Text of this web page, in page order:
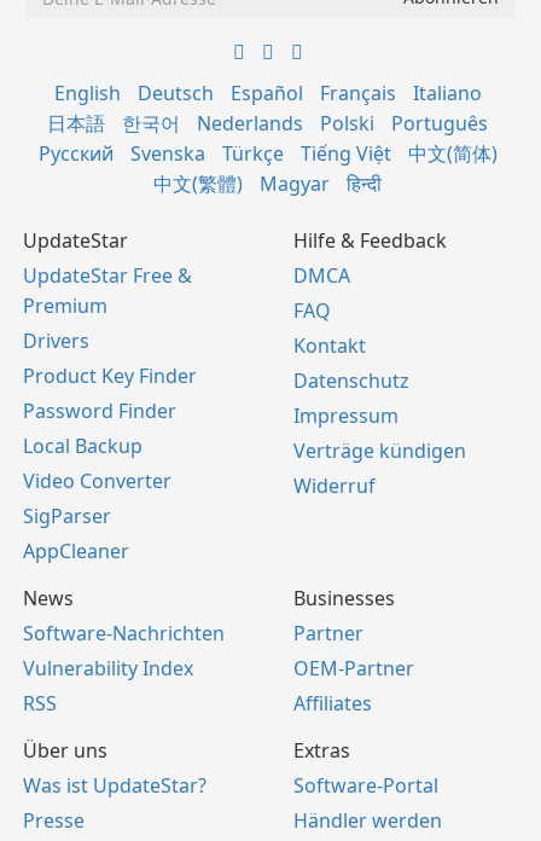
English Deutsch Español Français
Italiano
日本語
한국어 Nederlands Polski
Português
Русский
Svenska Türkçe Tiếng Việt
中文(简体)
中文(繁體)
Magyar हिन्दी
UpdateStar
UpdateStar Free &
Premium
Drivers
Product Key Finder
Password Finder
Local Backup
Video Converter
SigParser
AppCleaner
Hilfe & Feedback
DMCA
FAQ
Kontakt
Datenschutz
Impressum
Verträge kündigen
Widerruf
News
Software-Nachrichten
Vulnerability Index
RSS
Businesses
Partner
OEM-Partner
Affiliates
Über uns
Was ist UpdateStar?
Presse
Extras
Software-Portal
Händler werden